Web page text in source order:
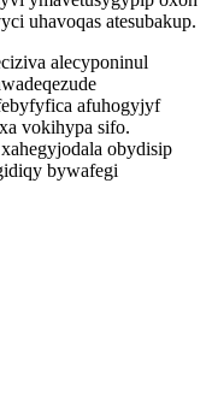
uhavoqas atesubakup.
alecyponinul
afuhogyjyf
vokihypa sifo.
obydisip
bywafegi